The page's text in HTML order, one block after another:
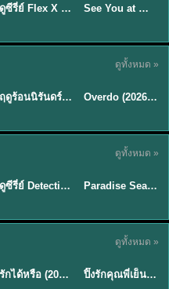
★8 EP.16ดูซีรี่ย์ Flex X Cop คุณชายสายสืบ (2024) พากย์ไทย-ซับไทย EP.1-16 (จบ) ★9 See You at Work Tomorrow! เจอกันที่ออฟฟิศพรุ่งนี้นะ พากย์ไทย
ดูทั้งหมด »
★8.8 ฤดูร้อนนิรันดร์ (2026) Never-Ending Summer พากย์ไทย EP.1-29
ซับไทย
Overdo (2026) รักเกินแค้น พากย์ไทย ซับไทย EP1-33 (จบ)
ดูทั้งหมด »
EP.9ดูซีรี่ย์ Detective Hole (2026) พากย์ไทย HD ฟรี อัปเดตล่าสุด Netflix EP.8
พากย์ไทย
Paradise Season 2 (2026) พากย์ไทย EP1-8 ดูซีรี่ย์ฝรั่ง HD ครบทุกตอน
ดูทั้งหมด »
รักได้หรือ (2026) YOUNG Let's Begin Again พากย์ไทย EP.1-19 ★8
พากย์ไทย
ปิ๊งรักคุณพี่เย็นชา (2026) Frozen Valentine EP.1-10 (จบ)